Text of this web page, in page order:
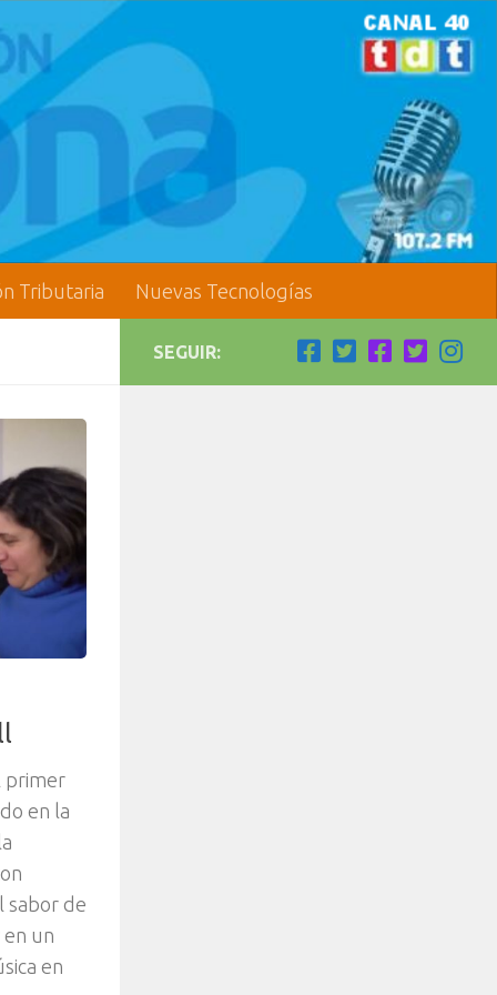
Tributaria Nuevas Tecnologías
primer
en la
sabor de
un
en
SEGUIR: